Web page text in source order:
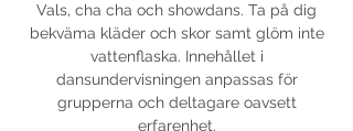
Vals, cha cha och showdans. Ta på dig
bekväma kläder och skor samt glöm inte
vattenflaska. Innehållet i
dansundervisningen anpassas för
grupperna och deltagare oavsett
erfarenhet.